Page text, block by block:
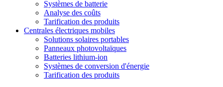
Systèmes de batterie
Analyse des coûts
Tarification des produits
Centrales électriques mobiles
Solutions solaires portables
Panneaux photovoltaïques
Batteries lithium-ion
Systèmes de conversion d'énergie
Tarification des produits